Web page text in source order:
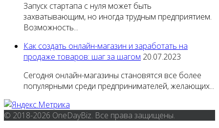
Запуск стартапа с нуля может быть
захватывающим, но иногда трудным предприятием.
Возможность...
Как создать онлайн-магазин и заработать на
продаже товаров: шаг за шагом 20.07.2023
Сегодня онлайн-магазины становятся все более
популярными среди предпринимателей, желающих...
© 2018-2026 OneDayBiz. Все права защищены.